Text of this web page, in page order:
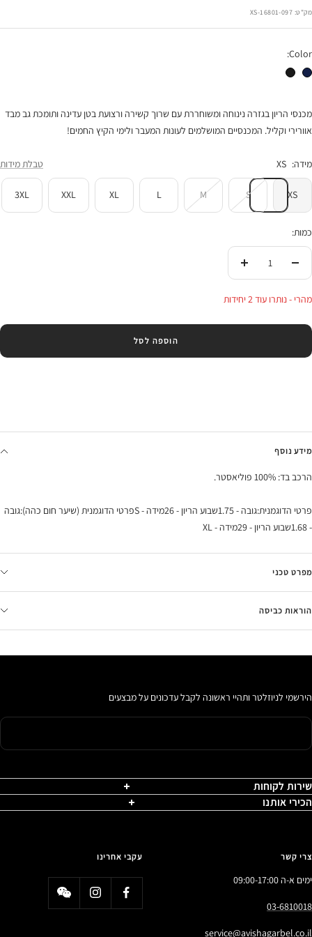
בהנחה
מק"ט: 16801-097-XS
Color:
מכנסי הריון קפלונים ומנג'ט נייבי מכנסי הריון קפלונים ומנג'ט שחור
מכנסי הריון בגזרה נינוחה ומשוחררת עם שרוך קשירה ורצועת בטן עדינה ותומכת גב מבד
אוורירי וקליל. המכנסיים המושלמים לעונות המעבר ולימי הקיץ החמים!
מידה: XS טבלת מידות
XS
S
M
L
XL
XXL
3XL
כמות:
העלי
מהרי - נותרו עוד 2 יחידות
הוספה לסל
מידע נוסף
הרכב בד: 100% פוליאסטר.
פרטי הדוגמנית:גובה - 1.75שבוע הריון - 26מידה - Sפרטי הדוגמנית (שיער חום כהה):גובה
- 1.68שבוע הריון - 29מידה - XL
מפרט טכני
הוראות כביסה
הירשמי לניוזלטר ותהיי ראשונה לקבל עדכונים על מבצעים
שירות לקוחות
הכירי אותנו
צרי קשר
ימים א-ה 09:00-17:00
03-6810018
service@avishagarbel.co.il
עקבי אחרינו